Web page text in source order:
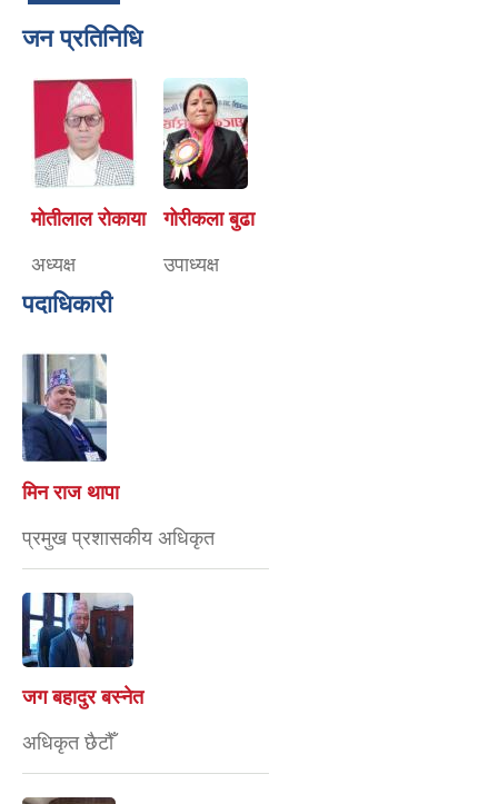
जन प्रतिनिधि
मोतीलाल रोकाया
अध्यक्ष
गोरीकला बुढा
उपाध्यक्ष
पदाधिकारी
मिन राज थापा
प्रमुख प्रशासकीय अधिकृत
जग बहादुर बस्नेत
अधिकृत छैटौँ